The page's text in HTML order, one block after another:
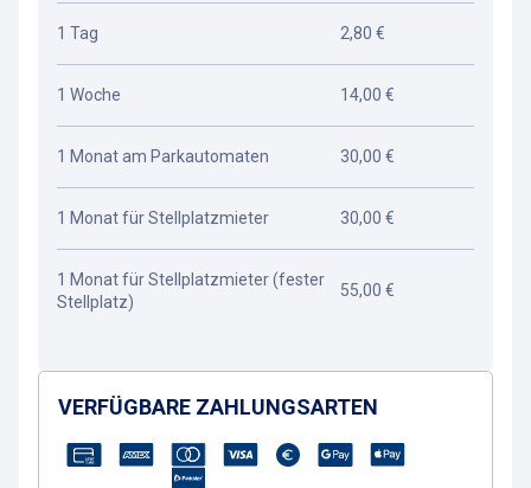
1 Tag 2,80 €
1 Woche 14,00 €
1 Monat am Parkautomaten 30,00 €
1 Monat für Stellplatzmieter 30,00 €
1 Monat für Stellplatzmieter (fester
Stellplatz)
55,00 €
VERFÜGBARE ZAHLUNGSARTEN